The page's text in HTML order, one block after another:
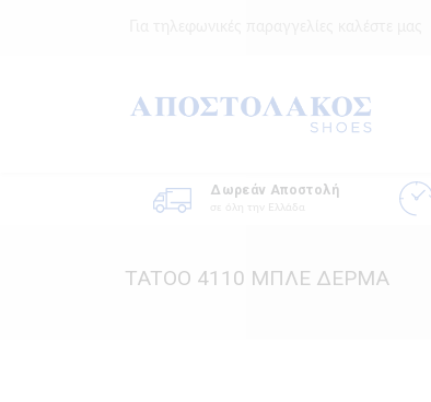
Δωρεάν Αποστολή
σε όλη την Ελλάδα
TATOO 4110 ΜΠΛΕ ΔΕΡΜΑ